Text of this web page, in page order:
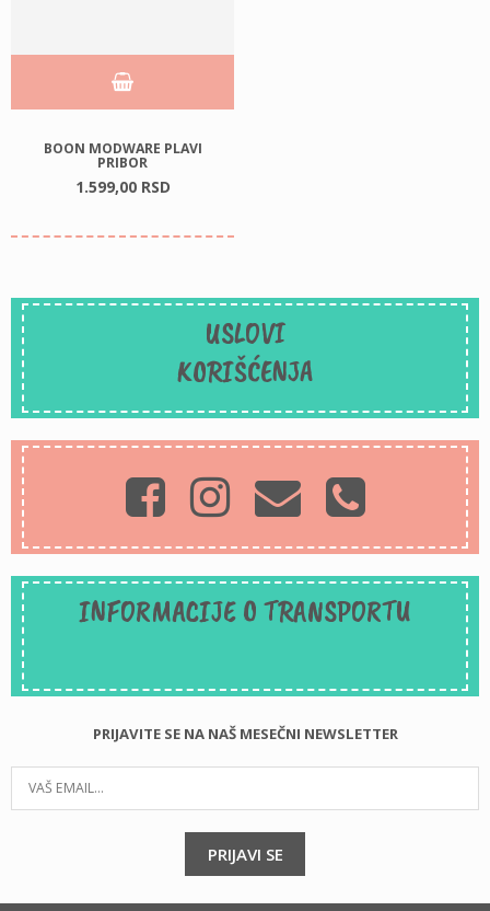
BOON MODWARE PLAVI
PRIBOR
1.599,00 RSD
USLOVI
KORIŠĆENJA
INFORMACIJE O TRANSPORTU
PRIJAVITE SE NA NAŠ MESEČNI NEWSLETTER
PRIJAVI SE